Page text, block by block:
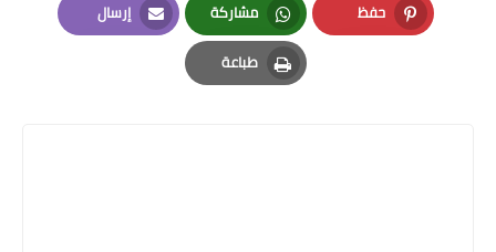
حفظ
Pinterest
مشاركة
Whatsapp
إرسال
Email
طباعة
Print